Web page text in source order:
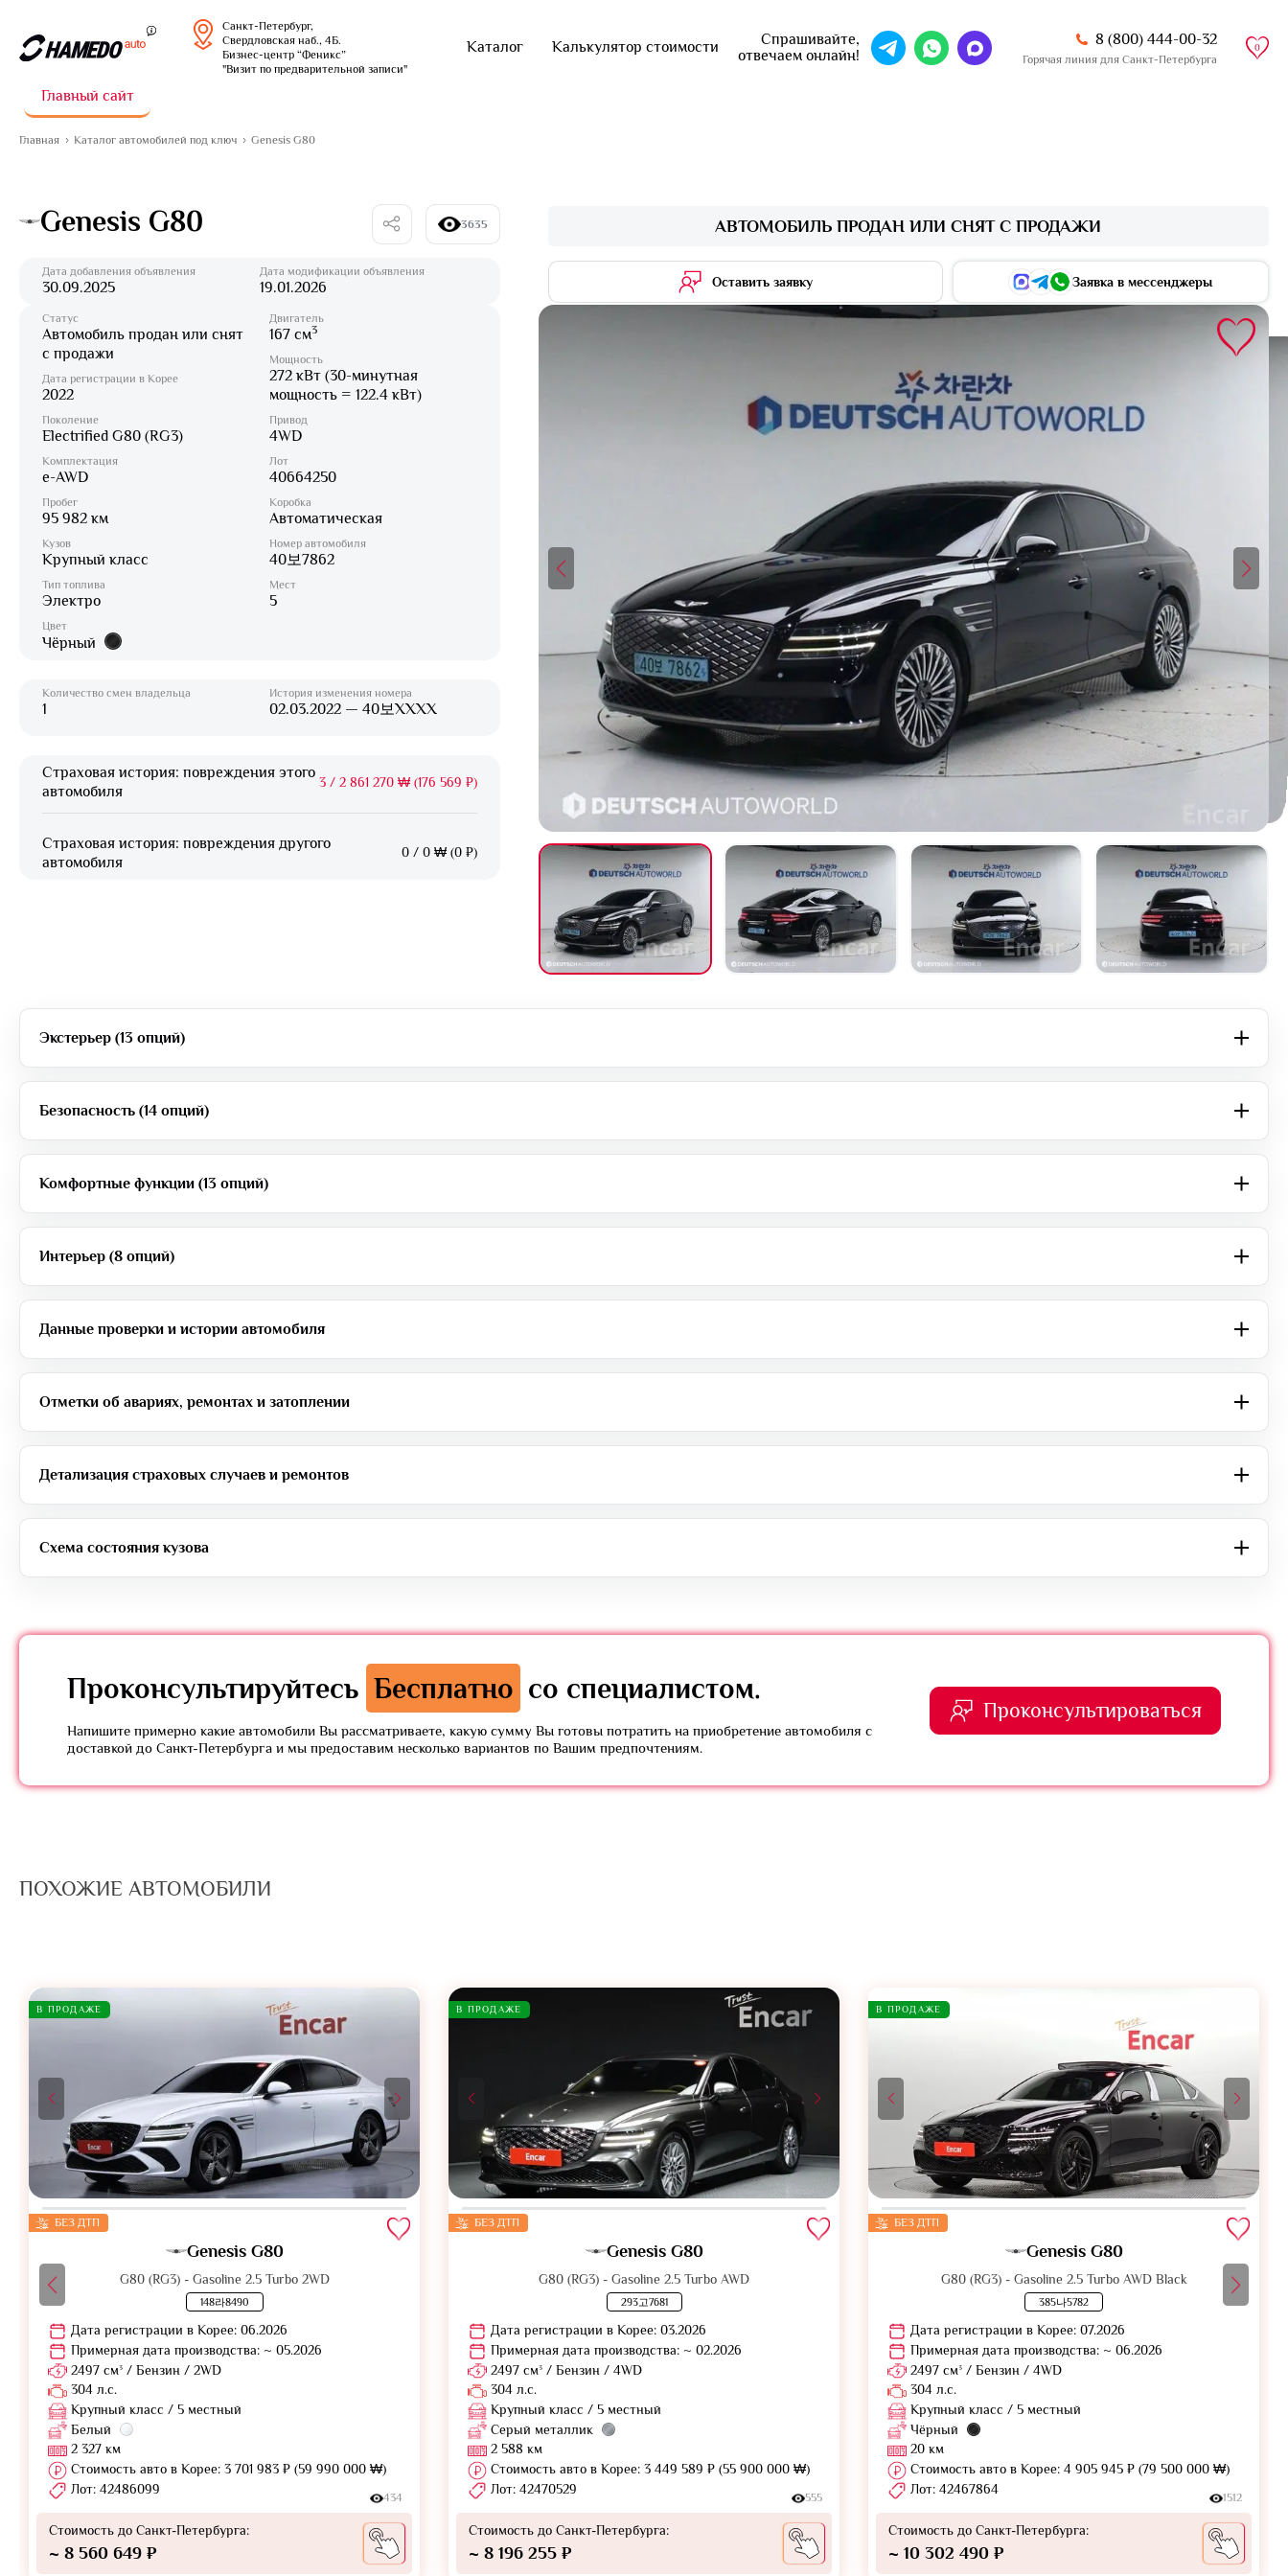
Санкт-Петербург,
Свердловская наб., 4Б.
Бизнес-центр “Феникс”
"Визит по предварительной записи"
Каталог Калькулятор стоимости
Спрашивайте,
отвечаем онлайн!
8 (800) 444-00-32
Горячая линия для Санкт-Петербурга
0
Главный сайт
Главная Каталог автомобилей под ключ Genesis G80
Genesis G80 3635
Дата добавления объявления
30.09.2025
Дата модификации объявления
19.01.2026
АВТОМОБИЛЬ ПРОДАН ИЛИ СНЯТ С ПРОДАЖИ
Оставить заявку Заявка в мессенджеры
Статус
Автомобиль продан или снят
с продажи
Дата регистрации в Корее
2022
Поколение
Electrified G80 (RG3)
Комплектация
e-AWD
Пробег
95 982 км
Кузов
Крупный класс
Тип топлива
Электро
Цвет
Чёрный
Двигатель
167 см3
Мощность
272 кВт (30-минутная
мощность = 122.4 кВт)
Привод
4WD
Лот
40664250
Коробка
Автоматическая
Номер автомобиля
40보7862
Мест
5
Количество смен владельца
1
История изменения номера
02.03.2022 — 40보XXXX
Страховая история: повреждения этого
автомобиля
3 / 2 861 270 ₩ (176 569 ₽)
Страховая история: повреждения другого
автомобиля
0 / 0 ₩ (0 ₽)
Экстерьер (13 опций)
Безопасность (14 опций)
Комфортные функции (13 опций)
Интерьер (8 опций)
Данные проверки и истории автомобиля
Отметки об авариях, ремонтах и затоплении
Детализация страховых случаев и ремонтов
Схема состояния кузова
Проконсультируйтесь Бесплатно со специалистом.
Напишите примерно какие автомобили Вы рассматриваете, какую сумму Вы готовы потратить на приобретение автомобиля с
доставкой до Санкт-Петербурга и мы предоставим несколько вариантов по Вашим предпочтениям.
Проконсультироваться
ПОХОЖИЕ АВТОМОБИЛИ
В ПРОДАЖЕ
БЕЗ ДТП
Genesis G80
G80 (RG3) - Gasoline 2.5 Turbo 2WD
148라8490
Дата регистрации в Корее: 06.2026
Примерная дата производства: ~ 05.2026
2497 см³ / Бензин / 2WD
304 л.с.
Крупный класс / 5 местный
Белый
2 327 км
Стоимость авто в Корее: 3 701 983 ₽ (59 990 000 ₩)
Лот: 42486099
434
Стоимость до Санкт-Петербурга:
~ 8 560 649 ₽
В ПРОДАЖЕ
БЕЗ ДТП
Genesis G80
G80 (RG3) - Gasoline 2.5 Turbo AWD
293고7681
Дата регистрации в Корее: 03.2026
Примерная дата производства: ~ 02.2026
2497 см³ / Бензин / 4WD
304 л.с.
Крупный класс / 5 местный
Серый металлик
2 588 км
Стоимость авто в Корее: 3 449 589 ₽ (55 900 000 ₩)
Лот: 42470529
555
Стоимость до Санкт-Петербурга:
~ 8 196 255 ₽
В ПРОДАЖЕ
БЕЗ ДТП
Genesis G80
G80 (RG3) - Gasoline 2.5 Turbo AWD Black
385나5782
Дата регистрации в Корее: 07.2026
Примерная дата производства: ~ 06.2026
2497 см³ / Бензин / 4WD
304 л.с.
Крупный класс / 5 местный
Чёрный
20 км
Стоимость авто в Корее: 4 905 945 ₽ (79 500 000 ₩)
Лот: 42467864
1512
Стоимость до Санкт-Петербурга:
~ 10 302 490 ₽